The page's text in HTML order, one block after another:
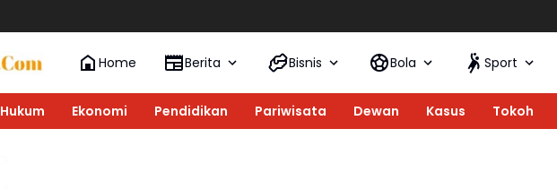
80 Tahun
Home Berita Bisnis Bola Sport
Hukum Ekonomi Pendidikan Pariwisata Dewan Kasus Tokoh